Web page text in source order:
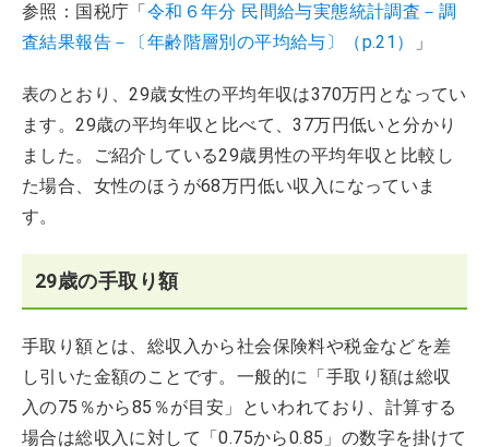
参照：国税庁「令和６年分 民間給与実態統計調査－調
査結果報告－〔年齢階層別の平均給与〕（p.21）
」
表のとおり、29歳女性の平均年収は370万円となってい
ます。29歳の平均年収と比べて、37万円低いと分かり
ました。ご紹介している29歳男性の平均年収と比較し
た場合、女性のほうが68万円低い収入になっていま
す。
29歳の手取り額
手取り額とは、総収入から社会保険料や税金などを差
し引いた金額のことです。一般的に「手取り額は総収
入の75％から85％が目安」といわれており、計算する
場合は総収入に対して「0.75から0.85」の数字を掛けて